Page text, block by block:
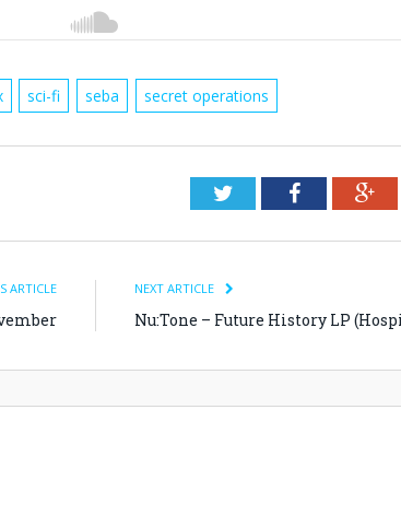
sci-fi seba secret operations
TwitterFacebook
ARTICLE NEXT ARTICLE
Nu:Tone – Future History LP